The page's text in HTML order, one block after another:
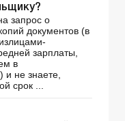
запрос о
документов (в
зарплаты,
в
и не знаете,
срок ...